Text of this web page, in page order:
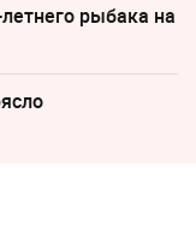
рыбака на